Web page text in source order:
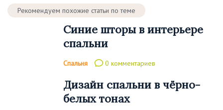
Рекомендуем похожие статьи по теме
Синие шторы в интерьере
спальни
Спальня 0 комментариев
Дизайн спальни в чёрно-
белых тонах